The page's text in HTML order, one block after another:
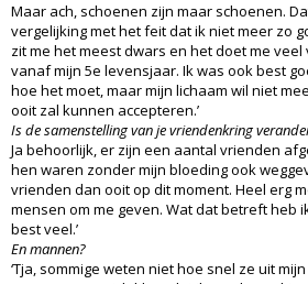
Maar ach, schoenen zijn maar schoenen.
vergelijking met het feit dat ik niet meer zo
zit me het meest dwars en het doet me veel
vanaf mijn 5e levensjaar. Ik was ook best
hoe het moet, maar mijn lichaam wil niet
ooit zal kunnen accepteren.’
Is de samenstelling van je vriendenkring
Ja behoorlijk, er zijn een aantal vrienden
hen waren zonder mijn bloeding ook
vrienden dan ooit op dit moment. Heel erg
mensen om me geven. Wat dat betreft heb
best veel.’
En mannen?
‘Tja, sommige weten niet hoe snel ze uit